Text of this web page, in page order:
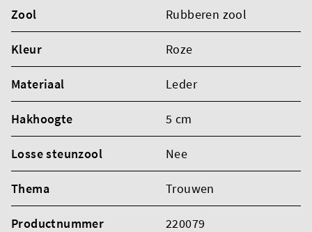
Zool Rubberen zool
Kleur Roze
Materiaal Leder
Hakhoogte 5 cm
Losse steunzool Nee
Thema Trouwen
Productnummer 220079